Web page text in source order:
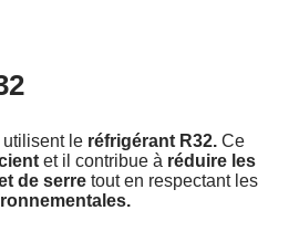
utilisent le réfrigérant R32. Ce
et il contribue à réduire les
de serre tout en respectant les